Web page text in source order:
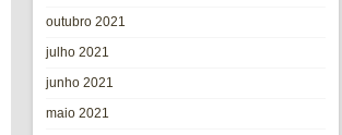
outubro 2021
julho 2021
junho 2021
maio 2021